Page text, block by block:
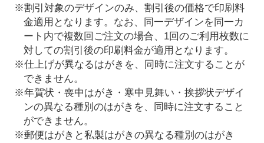
※割引対象のデザインのみ、割引後の価格で印刷料
金適用となります。なお、同一デザインを同一カ
ート内で複数回ご注文の場合、1回のご利用枚数に
対しての割引後の印刷料金が適用となります。
※仕上げが異なるはがきを、同時に注文することが
できません。
※年賀状・喪中はがき・寒中見舞い・挨拶状デザイ
ンの異なる種別のはがきを、同時に注文すること
ができません。
※郵便はがきと私製はがきの異なる種別のはがき